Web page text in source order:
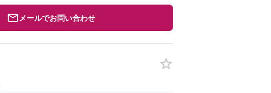
メールでお問い合わせ